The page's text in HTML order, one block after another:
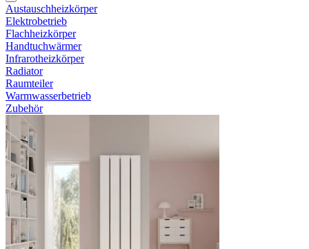
Austauschheizkörper
Elektrobetrieb
Flachheizkörper
Handtuchwärmer
Infrarotheizkörper
Radiator
Raumteiler
Warmwasserbetrieb
Zubehör